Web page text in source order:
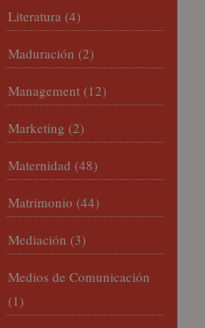
Literatura (4)
Maduración (2)
Management (12)
Marketing (2)
Maternidad (48)
Matrimonio (44)
Mediación (3)
Medios de Comunicación
(1)